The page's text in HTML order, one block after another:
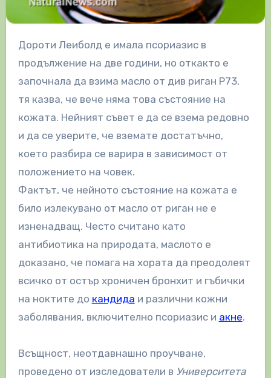
Дороти Леиболд е имала псориазис в
продължение на две години, но откакто е
започнала да взима масло от див риган P73,
тя казва, че вече няма това състояние на
кожата. Нейният съвет е да се взема редовно
и да се уверите, че вземате достатъчно,
което разбира се варира в зависимост от
положението на човек.
Фактът, че нейното състояние на кожата е
било излекувано от масло от риган не е
изненадващ. Често считано като
антибиотика на природата, маслото е
доказано, че помага на хората да преодолеят
всичко от остър хроничен бронхит и гъбички
на ноктите до кандида и различни кожни
заболявания, включително псориазис и акне.
Всъщност, неотдавнашно проучване,
проведено от изследователи в Университета